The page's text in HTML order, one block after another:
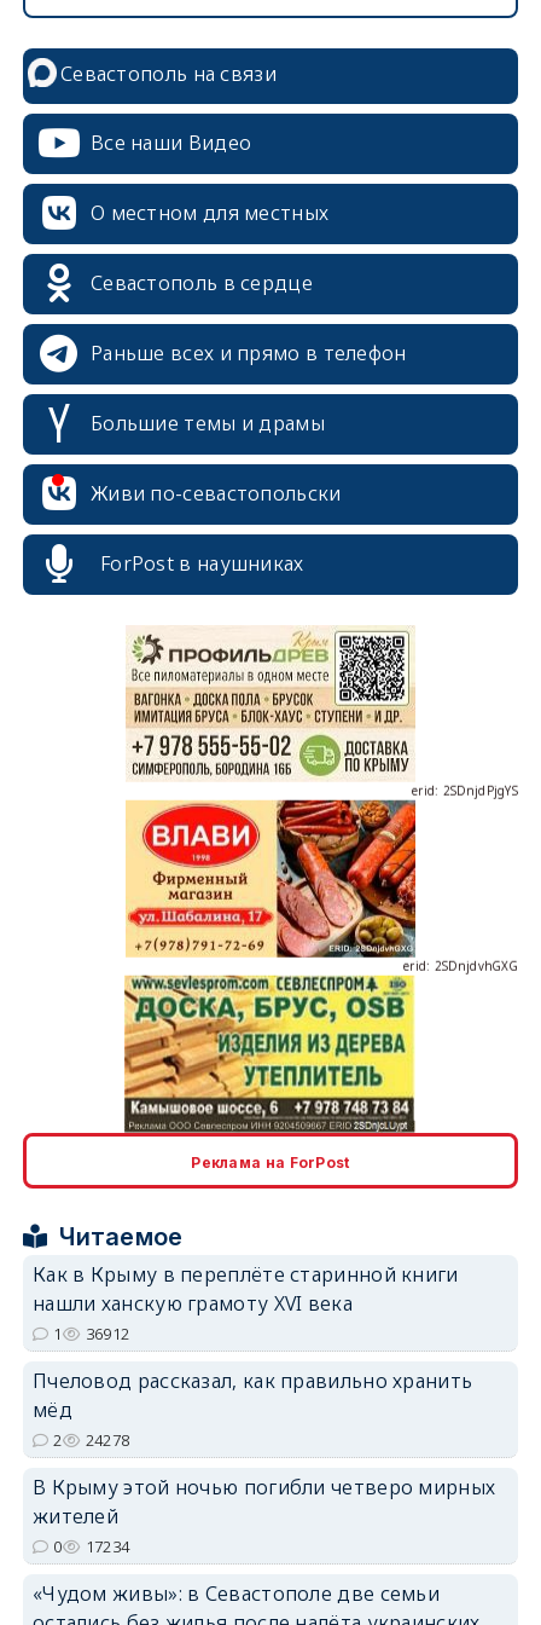
Севастополь на связи
Все наши Видео
О местном для местных
Севастополь в сердце
Раньше всех и прямо в телефон
Большие темы и драмы
Живи по-севастопольски
ForPost в наушниках
erid: 2SDnjdvhGXG
erid: 2SDnjcLUypt
erid: 2SDnjdvhGXG
Реклама на ForPost
Читаемое
Как в Крыму в переплёте старинной книги
нашли ханскую грамоту XVI века
1 36912
Пчеловод рассказал, как правильно хранить
мёд
2 24278
В Крыму этой ночью погибли четверо мирных
жителей
0 17234
«Чудом живы»: в Севастополе две семьи